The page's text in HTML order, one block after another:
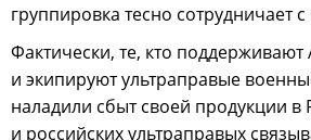
группировка тесно сотрудничает с
Фактически, те, кто
и экипируют ультраправые
наладили сбыт своей продукции в
и российских ультраправых